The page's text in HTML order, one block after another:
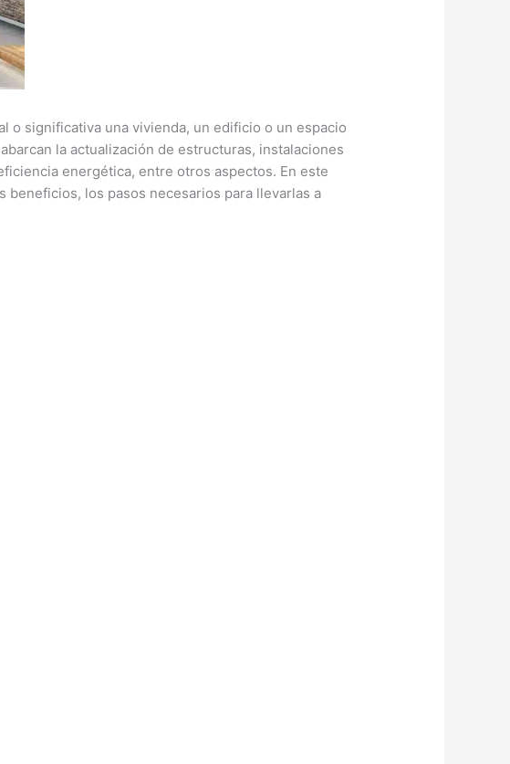
o significativa una vivienda, un edificio o un espacio
la actualización de estructuras, instalaciones
energética, entre otros aspectos. En este
beneficios, los pasos necesarios para llevarlas a